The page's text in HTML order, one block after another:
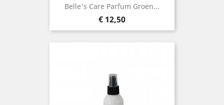
Belle's Care Parfum Groen...
Prijs
€ 12,50